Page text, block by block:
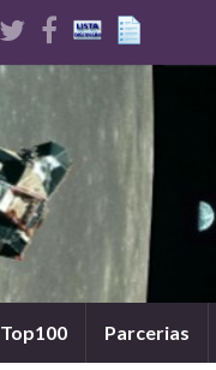
Top100 Parcerias